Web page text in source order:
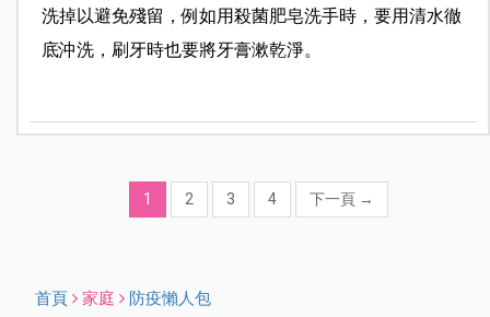
洗掉以避免殘留，例如用殺菌肥皂洗手時，要用清水徹
底沖洗，刷牙時也要將牙膏漱乾淨。
1 2 3 4 下一頁 →
首頁 家庭 防疫懶人包